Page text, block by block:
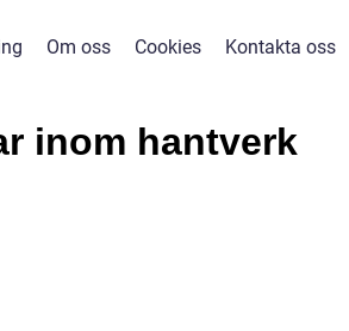
Om oss Cookies Kontakta oss
inom hantverk